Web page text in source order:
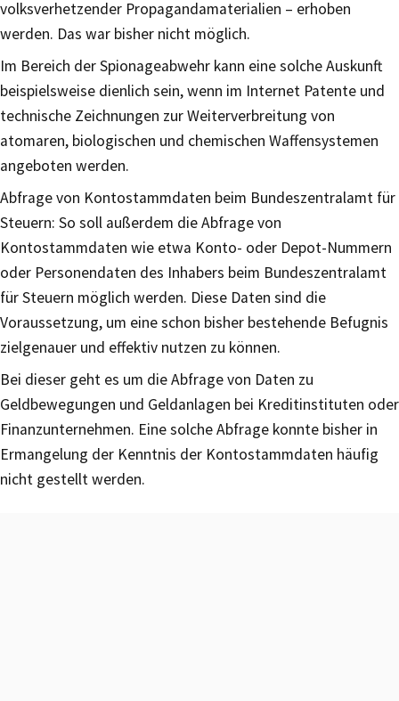
volksverhetzender Propagandamaterialien – erhoben
werden. Das war bisher nicht möglich.
Im Bereich der Spionageabwehr kann eine solche Auskunft
beispielsweise dienlich sein, wenn im Internet Patente und
technische Zeichnungen zur Weiterverbreitung von
atomaren, biologischen und chemischen Waffensystemen
angeboten werden.
Abfrage von Kontostammdaten beim Bundeszentralamt für
Steuern: So soll außerdem die Abfrage von
Kontostammdaten wie etwa Konto- oder Depot-Nummern
oder Personendaten des Inhabers beim Bundeszentralamt
für Steuern möglich werden. Diese Daten sind die
Voraussetzung, um eine schon bisher bestehende Befugnis
zielgenauer und effektiv nutzen zu können.
Bei dieser geht es um die Abfrage von Daten zu
Geldbewegungen und Geldanlagen bei Kreditinstituten oder
Finanzunternehmen. Eine solche Abfrage konnte bisher in
Ermangelung der Kenntnis der Kontostammdaten häufig
nicht gestellt werden.